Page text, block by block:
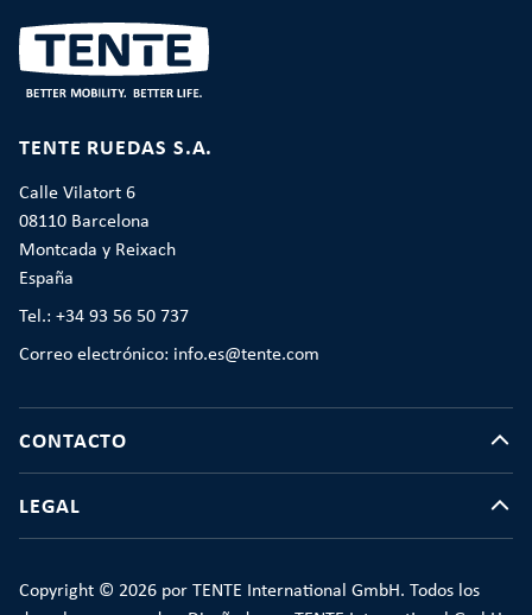
TENTE RUEDAS S.A.
Calle Vilatort 6
08110 Barcelona
Montcada y Reixach
España
Tel.: +34 93 56 50 737
Correo electrónico: info.es@tente.com
CONTACTO
LEGAL
Copyright © 2026 por TENTE International GmbH. Todos los